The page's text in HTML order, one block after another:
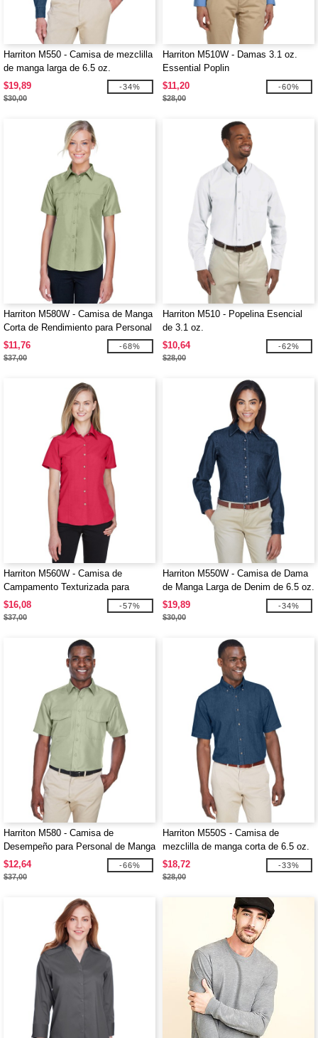
Harriton M550 - Camisa de mezclilla
de manga larga de 6.5 oz.
$19,89
$30,00
-34%
Harriton M510W - Damas 3.1 oz.
Essential Poplin
$11,20
$28,00
-60%
Harriton M580W - Camisa de Manga
Corta de Rendimiento para Personal
Key West para Damas
$11,76
$37,00
-68%
Harriton M510 - Popelina Esencial
de 3.1 oz.
$10,64
$28,00
-62%
Harriton M560W - Camisa de
Campamento Texturizada para
Damas Barbados
$16,08
$37,00
-57%
Harriton M550W - Camisa de Dama
de Manga Larga de Denim de 6.5 oz.
$19,89
$30,00
-34%
Harriton M580 - Camisa de
Desempeño para Personal de Manga
Corta Key West
$12,64
$37,00
-66%
Harriton M550S - Camisa de
mezclilla de manga corta de 6.5 oz.
$18,72
$28,00
-33%